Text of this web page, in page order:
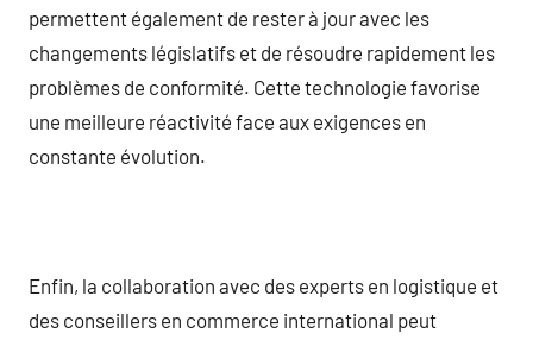
permettent également de rester à jour avec les
changements législatifs et de résoudre rapidement les
problèmes de conformité. Cette technologie favorise
une meilleure réactivité face aux exigences en
constante évolution.
Enfin, la collaboration avec des experts en logistique et
des conseillers en commerce international peut